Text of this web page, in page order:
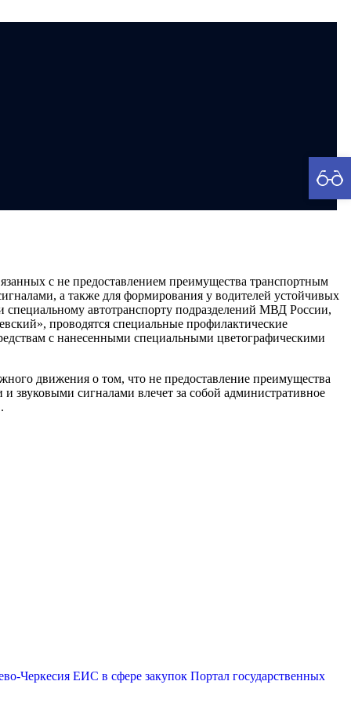
с не предоставлением преимущества транспортным
а также для формирования у водителей устойчивых
автотранспорту подразделений МВД России,
проводятся специальные профилактические
с нанесенными специальными цветографическими
движения о том, что не предоставление преимущества
сигналами влечет за собой административное
Черкесия ЕИС в сфере закупок Портал государственных